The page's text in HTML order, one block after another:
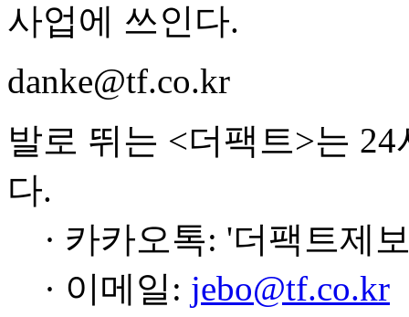
사업에 쓰인다.
danke@tf.co.kr
발로 뛰는 <더팩트>는
다.
· 카카오톡: '더팩트제
· 이메일: jebo@tf.co.kr